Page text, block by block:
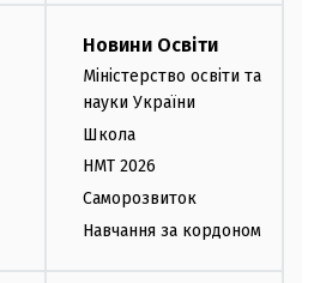
Новини Освіти
Міністерство освіти та
науки України
Школа
НМТ 2026
Саморозвиток
Навчання за кордоном